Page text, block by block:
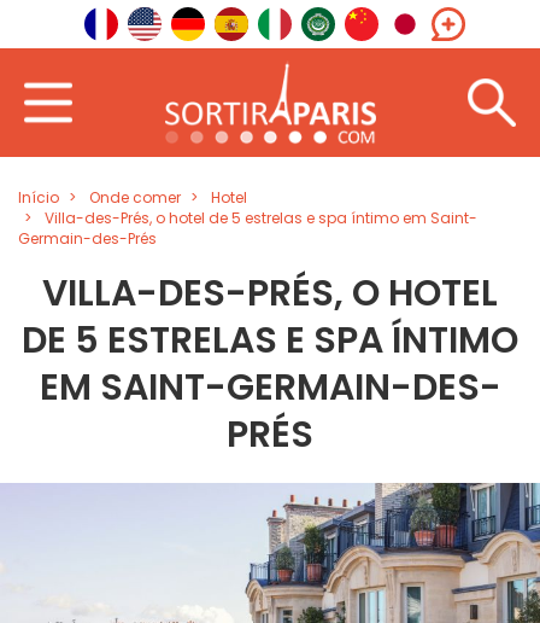
Início Onde comer
Hotel
Villa-des-Prés, o hotel de 5 estrelas e spa íntimo em Saint-
Germain-des-Prés
VILLA-DES-PRÉS, O HOTEL
DE 5 ESTRELAS E SPA ÍNTIMO
EM SAINT-GERMAIN-DES-
PRÉS